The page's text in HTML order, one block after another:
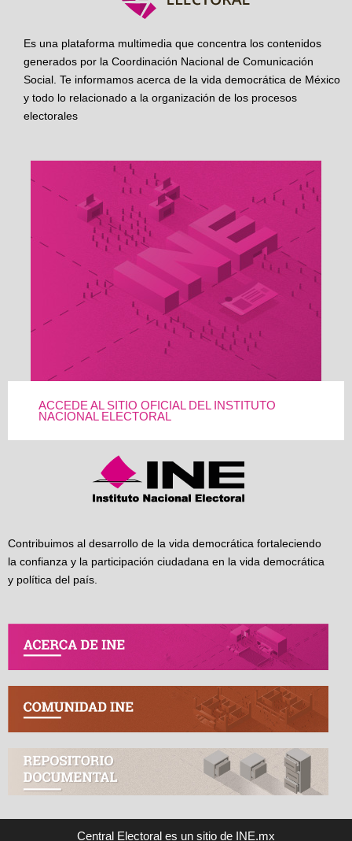
Es una plataforma multimedia que concentra los contenidos
generados por la Coordinación Nacional de Comunicación
Social. Te informamos acerca de la vida democrática de México
y todo lo relacionado a la organización de los procesos
electorales
ACCEDE AL SITIO OFICIAL DEL INSTITUTO
NACIONAL ELECTORAL
Contribuimos al desarrollo de la vida democrática fortaleciendo
la confianza y la participación ciudadana en la vida democrática
y política del país.
Central Electoral es un sitio de INE.mx